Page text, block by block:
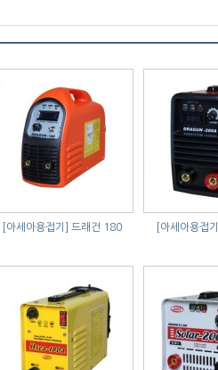
[아세아용접기] 드래건 180 [아세아용접기]